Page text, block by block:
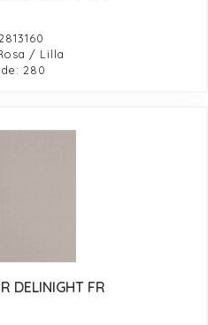
/ Lilla
280
DELINIGHT FR